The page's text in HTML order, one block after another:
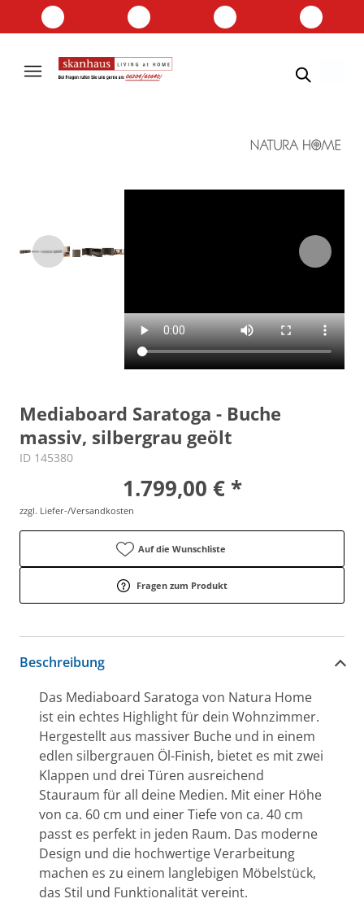
Mediaboard Saratoga - Buche
massiv, silbergrau geölt
ID 145380
1.799,00 € *
zzgl. Liefer-/Versandkosten
Auf die Wunschliste
Fragen zum Produkt
Beschreibung
Das Mediaboard Saratoga von Natura Home
ist ein echtes Highlight für dein Wohnzimmer.
Hergestellt aus massiver Buche und in einem
edlen silbergrauen Öl-Finish, bietet es mit zwei
Klappen und drei Türen ausreichend
Stauraum für all deine Medien. Mit einer Höhe
von ca. 60 cm und einer Tiefe von ca. 40 cm
passt es perfekt in jeden Raum. Das moderne
Design und die hochwertige Verarbeitung
machen es zu einem langlebigen Möbelstück,
das Stil und Funktionalität vereint.